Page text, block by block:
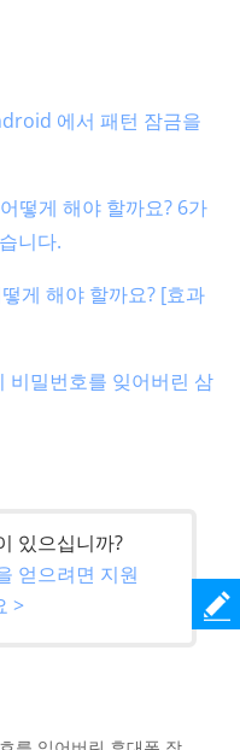
에서 패턴 잠금을
떻게 해야 할까요? 6가
니다.
게 해야 할까요? [효과
비밀번호를 잊어버린 삼
있으십니까?
얻으려면 지원
>